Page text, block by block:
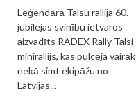
Leģendārā Talsu rallija 60.
jubilejas svinību ietvaros
aizvadīts RADEX Rally Talsi
minirallijs, kas pulcēja vairāk
nekā simt ekipāžu no
Latvijas...